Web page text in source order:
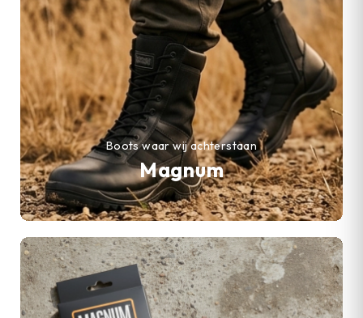
Magnum
Boots waar wij achterstaan